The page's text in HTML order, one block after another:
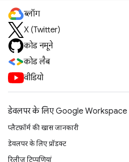
ब्लॉग
X (Twitter)
कोड नमूने
कोड लैब
वीडियो
डेवलपर के लिए Google Workspace
प्लैटफ़ॉर्म की खास जानकारी
डेवलपर के लिए प्रॉडक्ट
रिलीज़ टिप्पणियां